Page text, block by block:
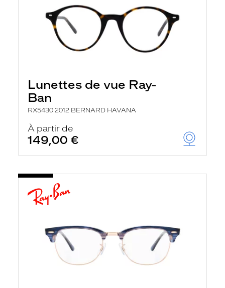
Lunettes de vue Ray-
Ban
RX5430 2012 BERNARD HAVANA
À partir de
149,00 €